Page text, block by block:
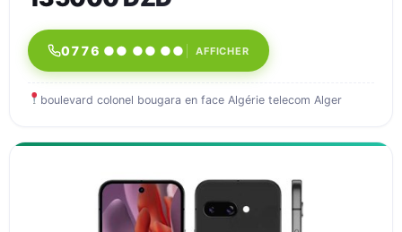
0776 ●● ●● ●● AFFICHER
boulevard colonel bougara en face Algérie telecom Alger